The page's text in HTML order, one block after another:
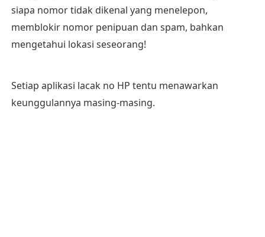
siapa nomor tidak dikenal yang menelepon,
memblokir nomor penipuan dan spam, bahkan
mengetahui lokasi seseorang!
Setiap aplikasi lacak no HP tentu menawarkan
keunggulannya masing-masing.